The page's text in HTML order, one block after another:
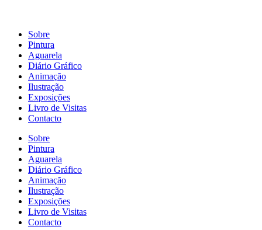
Sobre
Pintura
Aguarela
Diário Gráfico
Animação
Ilustração
Exposições
Livro de Visitas
Contacto
Sobre
Pintura
Aguarela
Diário Gráfico
Animação
Ilustração
Exposições
Livro de Visitas
Contacto